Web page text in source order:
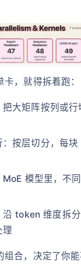
，就得拆着跑：
把大矩阵按列或行
按层切分，每
模型里，不
沿 token 维度拆
理
组合，决定了你